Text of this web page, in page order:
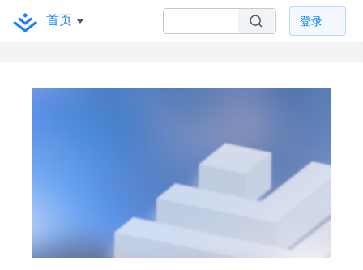
首页 登录